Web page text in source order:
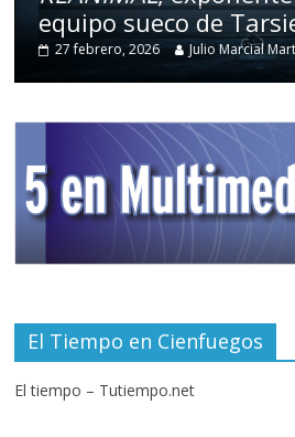
equipo sueco de
27 febrero, 2026 Julio Marcial
El Tiempo en Cienfuegos
El tiempo – Tutiempo.net